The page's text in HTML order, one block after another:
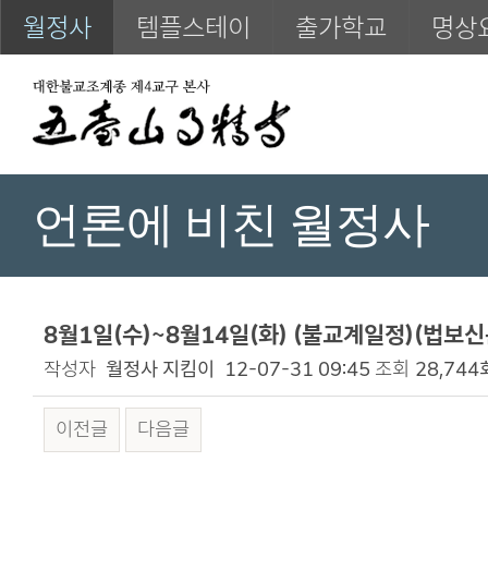
월정사 템플스테이 출가학교 명상
언론에 비친 월정사
8월1일(수)~8월14일(화) (불교계일정)(법보
작성자 월정사 지킴이 12-07-31 09:45 조회 28,744
이전글 다음글